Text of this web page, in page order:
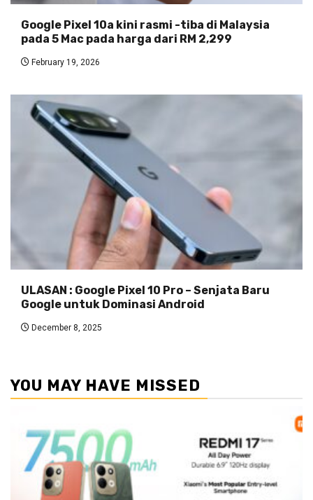
Google Pixel 10a kini rasmi -tiba di Malaysia
pada 5 Mac pada harga dari RM 2,299
February 19, 2026
ULASAN : Google Pixel 10 Pro – Senjata Baru
Google untuk Dominasi Android
December 8, 2025
YOU MAY HAVE MISSED